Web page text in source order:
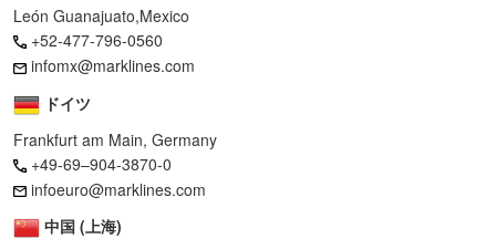
León Guanajuato,Mexico
+52-477-796-0560
infomx@marklines.com
ドイツ
Frankfurt am Main, Germany
+49-69–904-3870-0
infoeuro@marklines.com
中国 (上海)